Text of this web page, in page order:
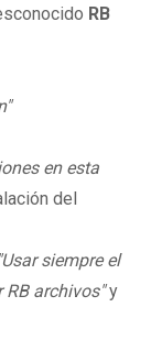
RB
en esta
del
"Usar siempre el
archivos"y